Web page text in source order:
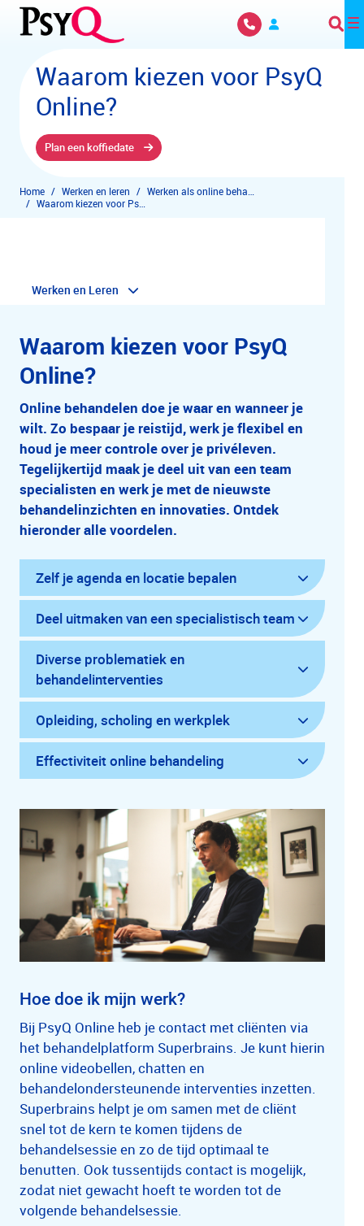
Overslaan en naar hoofdinhoud gaan
Waarom kiezen voor PsyQ
Online?
Plan een koffiedate
Home Werken en leren
Werken en Leren
Waarom kiezen voor PsyQ
Online?
Online behandelen doe je waar en wanneer je
wilt. Zo bespaar je reistijd, werk je flexibel en
houd je meer controle over je privéleven.
Tegelijkertijd maak je deel uit van een team
specialisten en werk je met de nieuwste
behandelinzichten en innovaties. Ontdek
hieronder alle voordelen.
Zelf je agenda en locatie bepalen
Deel uitmaken van een specialistisch team
Diverse problematiek en
behandelinterventies
Opleiding, scholing en werkplek
Effectiviteit online behandeling
Hoe doe ik mijn werk?
Bij PsyQ Online heb je contact met cliënten via
het behandelplatform Superbrains. Je kunt hierin
online videobellen, chatten en
behandelondersteunende interventies inzetten.
Superbrains helpt je om samen met de cliënt
snel tot de kern te komen tijdens de
behandelsessie en zo de tijd optimaal te
benutten. Ook tussentijds contact is mogelijk,
zodat niet gewacht hoeft te worden tot de
volgende behandelsessie.